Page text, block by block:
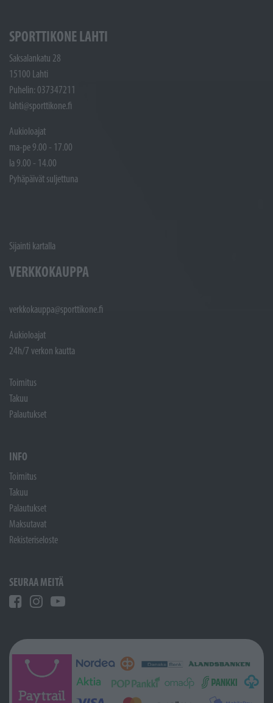
SPORTTIKONE LAHTI
Saksalankatu 28
15100 Lahti
Puhelin: 037347211
lahti@sporttikone.fi
Aukioloajat
ma-pe 9.00 - 17.00
la 9.00 - 14.00
Pyhäpäivät suljettuna
Sijainti kartalla
VERKKOKAUPPA
verkkokauppa@sporttikone.fi
Aukioloajat
24h/7 verkon kautta
Toimitus
Takuu
Palautukset
INFO
Toimitus
Takuu
Palautukset
Maksutavat
Rekisteriseloste
SEURAA MEITÄ